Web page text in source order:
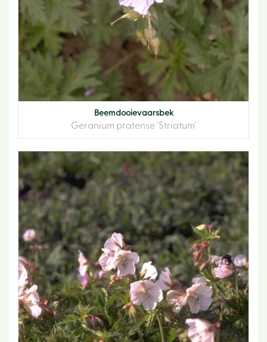
Beemdooievaarsbek
Geranium pratense 'Striatum'